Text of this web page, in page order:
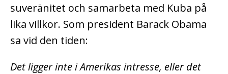
suveränitet och samarbeta med Kuba på
lika villkor. Som president Barack Obama
sa vid den tiden:
Det ligger inte i Amerikas intresse, eller det